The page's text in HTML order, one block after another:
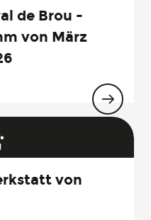
de Brou -
von März
von